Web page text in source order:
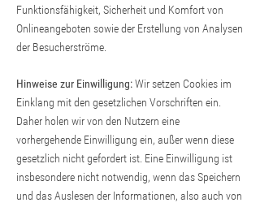
Funktionsfähigkeit, Sicherheit und Komfort von
Onlineangeboten sowie der Erstellung von Analysen
der Besucherströme.
Hinweise zur Einwilligung:Wir setzen Cookies im
Einklang mit den gesetzlichen Vorschriften ein.
Daher holen wir von den Nutzern eine
vorhergehende Einwilligung ein, außer wenn diese
gesetzlich nicht gefordert ist. Eine Einwilligung ist
insbesondere nicht notwendig, wenn das Speichern
und das Auslesen der Informationen, also auch von